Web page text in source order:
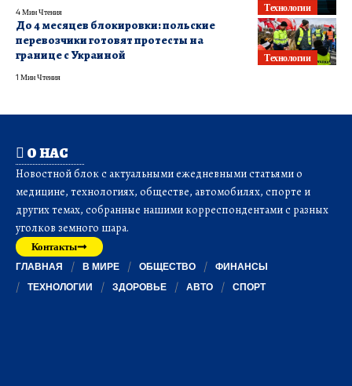
Технологии
4 Мин Чтения
Технологии
До 4 месяцев блокировки: польские
перевозчики готовят протесты на
границе с Украиной
1 Мин Чтения
О НАС
Новостной блок с актуальными ежедневными статьями о
медицине, технологиях, обществе, автомобилях, спорте и
других темах, собранные нашими корреспондентами с разных
уголков земного шара.
Контакты
ГЛАВНАЯ В МИРЕ ОБЩЕСТВО
ФИНАНСЫ
ТЕХНОЛОГИИ
ЗДОРОВЬЕ АВТО СПОРТ